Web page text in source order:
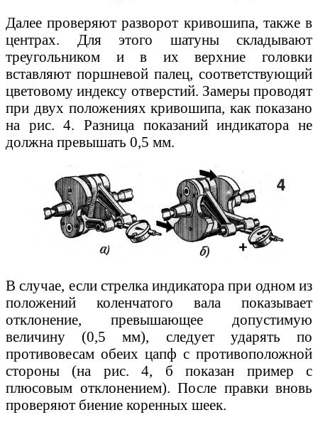
Далее проверяют разворот кривошипа, также в
центрах. Для этого шатуны складывают
треугольником и в их верхние головки
вставляют поршневой палец, соответствующий
цветовому индексу отверстий. Замеры проводят
при двух положениях кривошипа, как показано
на рис. 4. Разница показаний индикатора не
должна превышать 0,5 мм.
В случае, если стрелка индикатора при одном из
положений коленчатого вала показывает
отклонение, превышающее допустимую
величину (0,5 мм), следует ударять по
противовесам обеих цапф с противоположной
стороны (на рис. 4, б показан пример с
плюсовым отклонением). После правки вновь
проверяют биение коренных шеек.